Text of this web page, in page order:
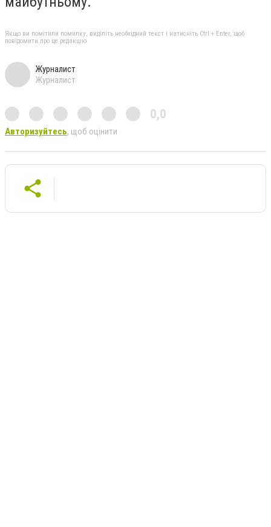
Якщо ви помітили помилку, виділіть необхідний текст і натисніть Ctrl + Enter, щоб
повідомити про це редакцію
Журналист
Журналист
0,0
Авторизуйтесь, щоб оцінити